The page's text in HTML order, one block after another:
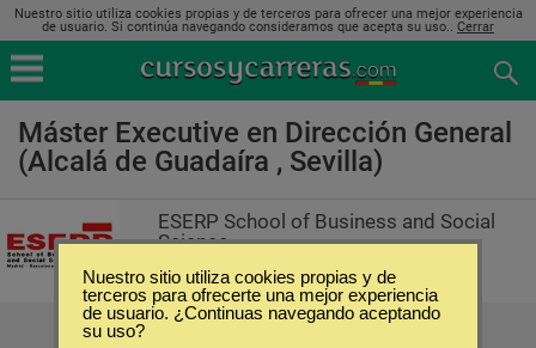
Nuestro sitio utiliza cookies propias y de terceros para ofrecer una mejor experiencia
de usuario. Si continúa navegando consideramos que acepta su uso.. Cerrar
Máster Executive en Dirección General
(Alcalá de Guadaíra , Sevilla)
ESERP School of Business and Social
Science
Nuestro sitio utiliza cookies propias y de
terceros para ofrecerte una mejor experiencia
de usuario. ¿Continuas navegando aceptando
su uso?